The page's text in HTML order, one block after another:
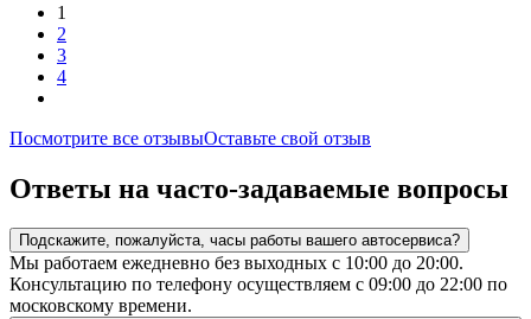
1
2
3
4
Посмотрите все отзывыОставьте свой отзыв
Ответы на часто-задаваемые вопросы
Подскажите, пожалуйста, часы работы вашего автосервиса?
Мы работаем ежедневно без выходных с 10:00 до 20:00.
Консультацию по телефону осуществляем с 09:00 до 22:00 по
московскому времени.